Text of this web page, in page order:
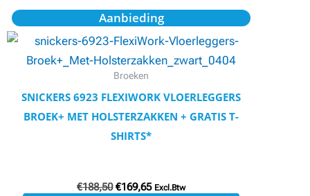
productpagina
Aanbieding
Broeken
SNICKERS 6923 FLEXIWORK VLOERLEGGERS
BROEK+ MET HOLSTERZAKKEN + GRATIS T-
SHIRTS*
€188,50
Oorspronkelijke
prijs
was:
€188,50.
€169,65
Huidige
prijs
is:
€169,65.
Excl.Btw
Dit
product
heeft
meerdere
variaties.
Deze
optie
worden